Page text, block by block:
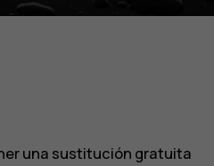
una sustitución gratuita